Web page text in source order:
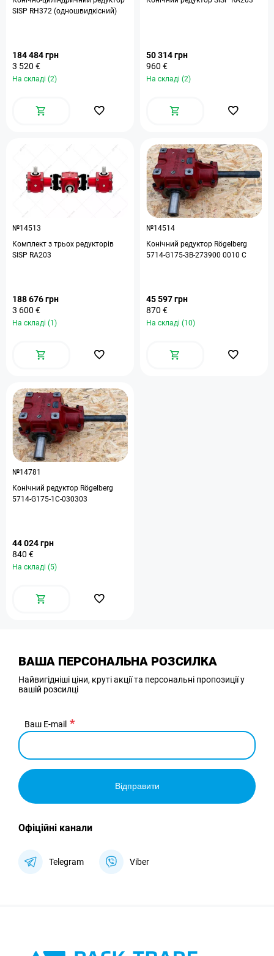
SISP RH372 (одношвидкісний)
184 484 грн
3 520 €
На складі (2)
50 314 грн
960 €
На складі (2)
№14513
Комплект з трьох редукторів
SISP RA203
188 676 грн
3 600 €
На складі (1)
№14514
Конічний редуктор Rögelberg
5714-G175-3B-273900 0010 С
45 597 грн
870 €
На складі (10)
№14781
Конічний редуктор Rögelberg
5714-G175-1С-030303
44 024 грн
840 €
На складі (5)
ВАША ПЕРСОНАЛЬНА РОЗСИЛКА
Найвигідніші ціни, круті акції та персональні пропозиції у
вашій розсилці
Ваш E-mail
Відправити
Офіційні канали
Telegram Viber